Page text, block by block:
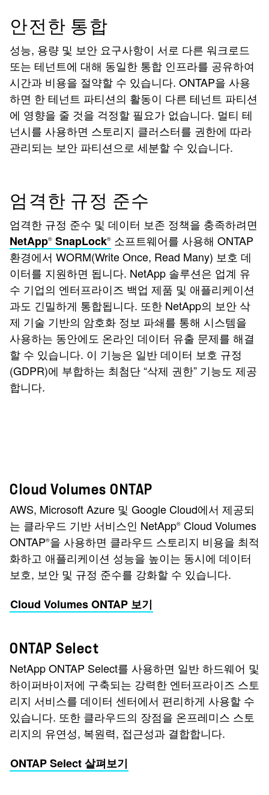
안전한 통합
성능, 용량 및 보안 요구사항이 서로 다른 워크로드
또는 테넌트에 대해 동일한 통합 인프라를 공유하여
시간과 비용을 절약할 수 있습니다. ONTAP을 사용
하면 한 테넌트 파티션의 활동이 다른 테넌트 파티션
에 영향을 줄 것을 걱정할 필요가 없습니다. 멀티 테
넌시를 사용하면 스토리지 클러스터를 권한에 따라
관리되는 보안 파티션으로 세분할 수 있습니다.
엄격한 규정 준수
엄격한 규정 준수 및 데이터 보존 정책을 충족하려면
NetApp® SnapLock® 소프트웨어를 사용해 ONTAP
환경에서 WORM(Write Once, Read Many) 보호 데
이터를 지원하면 됩니다. NetApp 솔루션은 업계 유
수 기업의 엔터프라이즈 백업 제품 및 애플리케이션
과도 긴밀하게 통합됩니다. 또한 NetApp의 보안 삭
제 기술 기반의 암호화 정보 파쇄를 통해 시스템을
사용하는 동안에도 온라인 데이터 유출 문제를 해결
할 수 있습니다. 이 기능은 일반 데이터 보호 규정
(GDPR)에 부합하는 최첨단 “삭제 권한” 기능도 제공
합니다.
Cloud Volumes ONTAP
AWS, Microsoft Azure 및 Google Cloud에서 제공되
는 클라우드 기반 서비스인 NetApp® Cloud Volumes
ONTAP®을 사용하면 클라우드 스토리지 비용을 최적
화하고 애플리케이션 성능을 높이는 동시에 데이터
보호, 보안 및 규정 준수를 강화할 수 있습니다.
Cloud Volumes ONTAP 보기
ONTAP Select
NetApp ONTAP Select를 사용하면 일반 하드웨어 및
하이퍼바이저에 구축되는 강력한 엔터프라이즈 스토
리지 서비스를 데이터 센터에서 편리하게 사용할 수
있습니다. 또한 클라우드의 장점을 온프레미스 스토
리지의 유연성, 복원력, 접근성과 결합합니다.
ONTAP Select 살펴보기